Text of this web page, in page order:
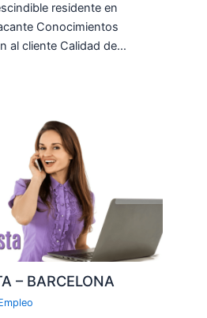
residente en
Conocimientos
al cliente Calidad de…
– BARCELONA